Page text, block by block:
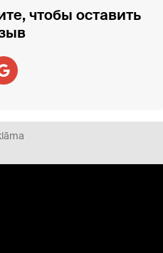
чтобы оставить